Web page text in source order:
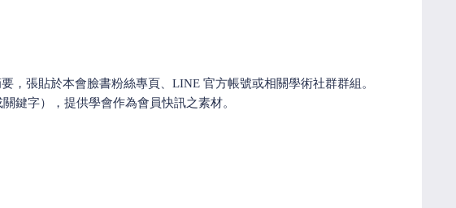
，張貼於本會臉書粉絲專頁、LINE 官方帳號或相關學術社群群組。
鍵字），提供學會作為會員快訊之素材。